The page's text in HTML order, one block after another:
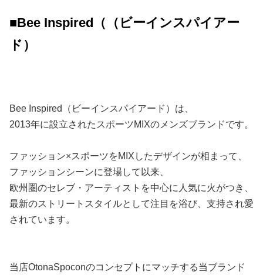
■Bee Inspired（（ビーインスパイアー
ド）
Bee Inspired（ビーインスパイアード）は、
2013年に設立されたスポーツMIXのメンズブランドです。
ファッション×スポーツをMIXしたデザインが相まって、
ファッションシーンに登場して以来、
欧州圏のセレブ・アーティストを中心に人気に火がつき、
最新のストリートスタイルとして注目を浴び、支持され愛
されています。
当店OtonaSpoconのコンセプトにマッチする当ブランド